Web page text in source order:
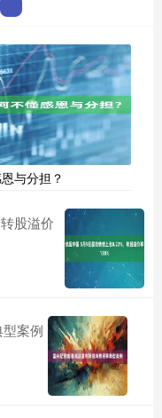
与分担？
股溢价
案例